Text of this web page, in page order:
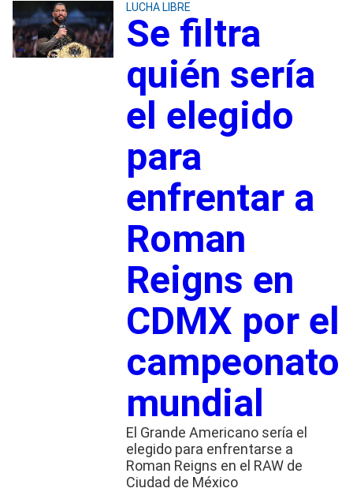
LUCHA LIBRE
Se filtra
quién sería
el elegido
para
enfrentar a
Roman
Reigns en
CDMX por el
campeonato
mundial
El Grande Americano sería el
elegido para enfrentarse a
Roman Reigns en el RAW de
Ciudad de México